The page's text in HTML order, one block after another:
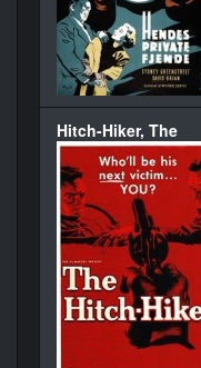
Hitch-Hiker, The